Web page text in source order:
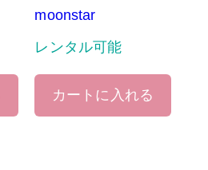
moonstar
レンタル可能
カートに入れる